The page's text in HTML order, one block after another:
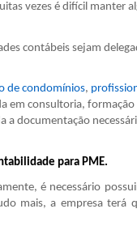
vezes é difícil manter
contábeis sejam
de condomínios,
em consultoria,
documentação
para PME.
é necessário
mais, a empresa terá